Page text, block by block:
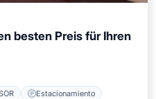
besten Preis für Ihren
Estacionamiento